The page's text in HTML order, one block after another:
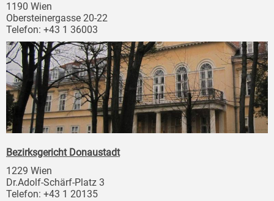
1190 Wien
Obersteinergasse 20-22
Telefon: +43 1 36003
Bezirksgericht Donaustadt
1229 Wien
Dr.Adolf-Schärf-Platz 3
Telefon: +43 1 20135